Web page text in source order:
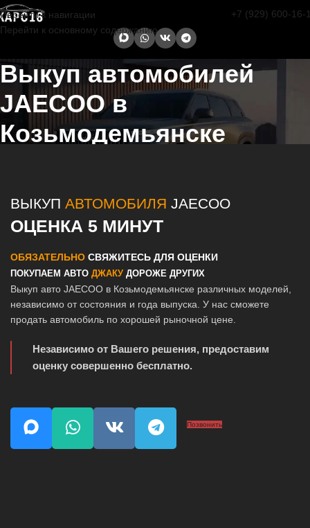
Перейти к навигации
Перейти к основному содержанию
+7 (929) 600-16-
Выкуп автомобилей
JAECOO в
Козьмодемьянске
ВЫКУП АВТОМОБИЛЯ JAECOO
ОЦЕНКА 5 МИНУТ
ОБЯЗАТЕЛЬНО СВЯЖИТЕСЬ ДЛЯ ОЦЕНКИ
ПОКУПАЕМ АВТО ДЖАКУ ДОРОЖЕ ДРУГИХ
Выкуп авто JAECOO в Козьмодемьянске различных моделей,
независимо от состояния и года выпуска. У нас сможете
продать автомобиль по хорошей рыночной цене.
Независимо от Вашего решения, предоставим
оценку совершенно бесплатно.
Позвонить